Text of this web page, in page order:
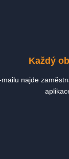
Každý
mailu najde